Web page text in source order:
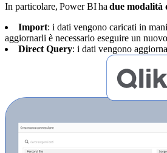
In particolare, Power BI ha due modalità
Import: i dati vengono caricati in
aggiornarli è necessario eseguire un
Direct Query: i dati vengono